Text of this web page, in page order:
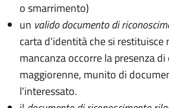
o smarrimento)
un valido documento di
carta d'identità che si restituisce
mancanza occorre la presenza
maggiorenne, munito di
l'interessato.